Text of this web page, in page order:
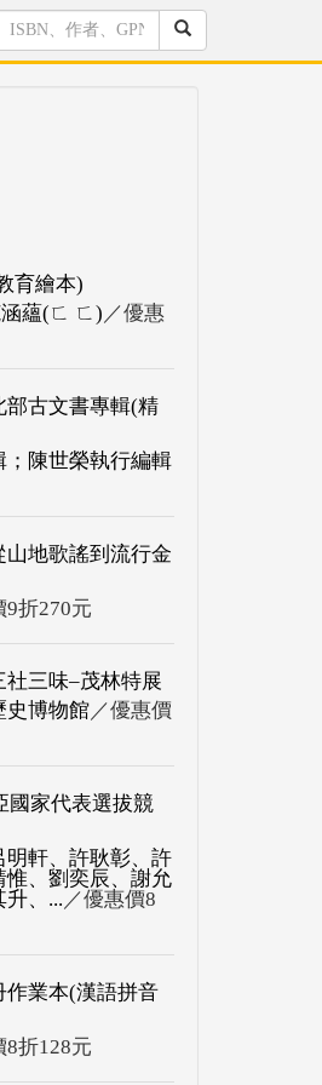
育繪本)
蘊(ㄈ ㄈ) ／優惠
部古文書專輯(精
；陳世榮執行編輯
山地歌謠到流行金
9折270元
社三味–茂林特展
史博物館／優惠價
國家代表選拔競
軒、許耿彰、許
惟、劉奕辰、謝允
、... ／優惠價8
作業本(漢語拼音
8折128元